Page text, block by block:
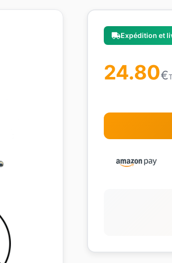
Expédition et
24.80€